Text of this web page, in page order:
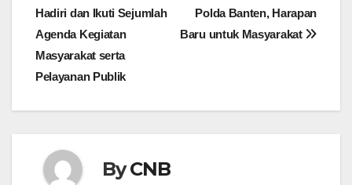
Polda Banten, Harapan
Baru untuk Masyarakat
Hadiri dan Ikuti Sejumlah
Agenda Kegiatan
Masyarakat serta
Pelayanan Publik
ByCNB